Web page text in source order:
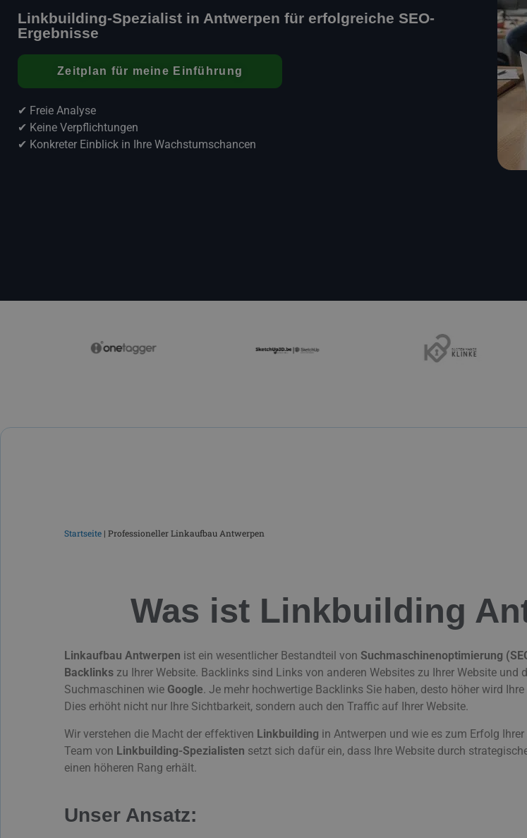
Linkbuilding-Spezialist in Antwerpen für erfolgreiche SEO-
Ergebnisse
Zeitplan für meine Einführung
✔ Freie Analyse
✔ Keine Verpflichtungen
✔ Konkreter Einblick in Ihre Wachstumschancen
Startseite | Professioneller Linkaufbau Antwerpen
Was ist Linkbuilding
Linkaufbau Antwerpen ist ein wesentlicher Bestandteil von Suchmaschinenoptimierung
Backlinks zu Ihrer Website. Backlinks sind Links von anderen Websites zu Ihrer Website und
Suchmaschinen wie Google. Je mehr hochwertige Backlinks Sie haben, desto höher wird
Dies erhöht nicht nur Ihre Sichtbarkeit, sondern auch den Traffic auf Ihrer Website.
Wir verstehen die Macht der effektiven Linkbuilding in Antwerpen und wie es zum Erfolg
Team von Linkbuilding-Spezialisten setzt sich dafür ein, dass Ihre Website durch
einen höheren Rang erhält.
Unser Ansatz: